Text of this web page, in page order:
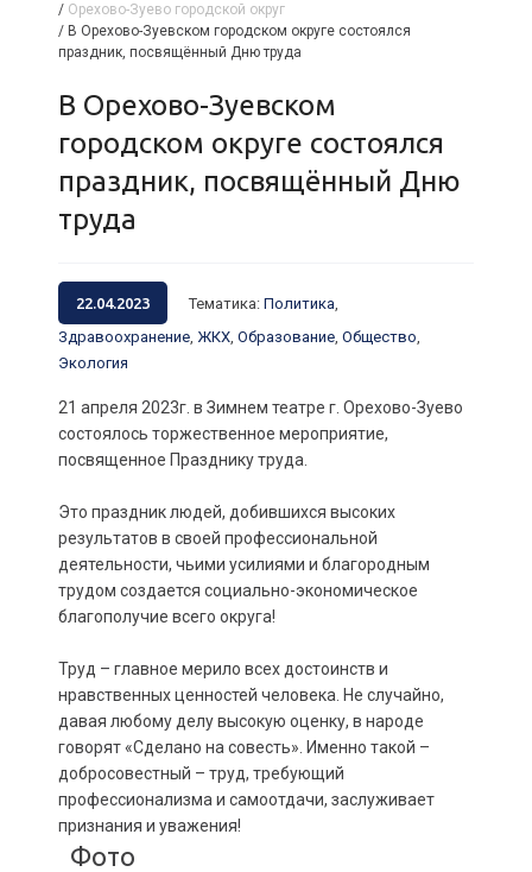
/ Орехово-Зуево городской округ
/ В Орехово-Зуевском городском округе состоялся
праздник, посвящённый Дню труда
В Орехово-Зуевском
городском округе состоялся
праздник, посвящённый Дню
труда
22.04.2023 Тематика: Политика,
Здравоохранение, ЖКХ, Образование, Общество,
Экология
21 апреля 2023г. в Зимнем театре г. Орехово-Зуево
состоялось торжественное мероприятие,
посвященное Празднику труда.
Это праздник людей, добившихся высоких
результатов в своей профессиональной
деятельности, чьими усилиями и благородным
трудом создается социально-экономическое
благополучие всего округа!
Труд – главное мерило всех достоинств и
нравственных ценностей человека. Не случайно,
давая любому делу высокую оценку, в народе
говорят «Сделано на совесть». Именно такой –
добросовестный – труд, требующий
профессионализма и самоотдачи, заслуживает
признания и уважения!
Фото